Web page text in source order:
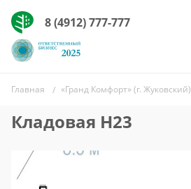
8 (4912) 777-777
Главная «Гранд Комфорт» (г. Жуковский)
Кладовая Н23